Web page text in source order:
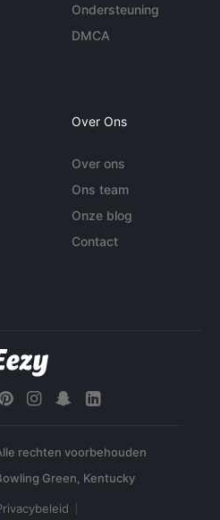
Ondersteuning
DMCA
Over Ons
Over ons
Ons team
Onze blog
Contact
rechten voorbehouden